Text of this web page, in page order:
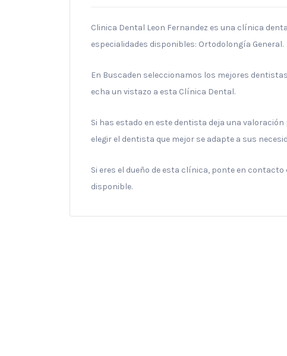
Clinica Dental Leon Fernandez es una clínica
especialidades disponibles: Ortodolongía General.
En Buscaden seleccionamos los mejores
echa un vistazo a esta Clínica Dental.
Si has estado en este dentista deja una
elegir el dentista que mejor se adapte a sus
Si eres el dueño de esta clínica, ponte en
disponible.